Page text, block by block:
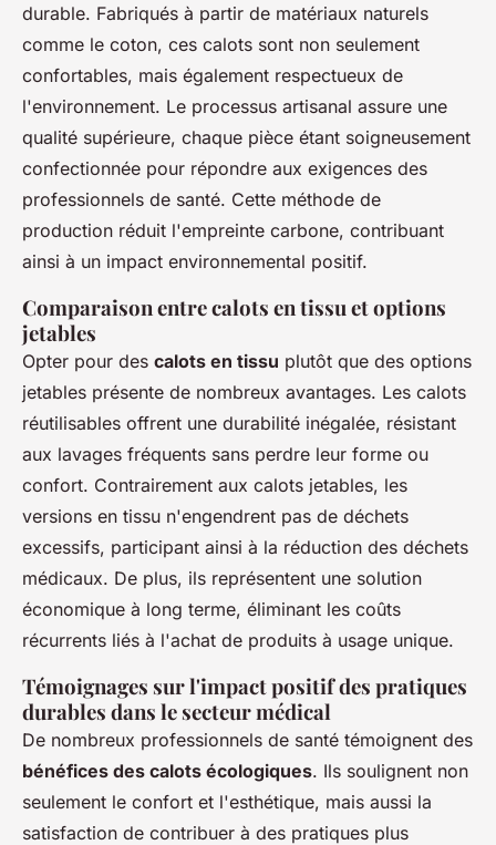
durable. Fabriqués à partir de matériaux naturels
comme le coton, ces calots sont non seulement
confortables, mais également respectueux de
l'environnement. Le processus artisanal assure une
qualité supérieure, chaque pièce étant soigneusement
confectionnée pour répondre aux exigences des
professionnels de santé. Cette méthode de
production réduit l'empreinte carbone, contribuant
ainsi à un impact environnemental positif.
Comparaison entre calots en tissu et options
jetables
Opter pour des calots en tissu plutôt que des options
jetables présente de nombreux avantages. Les calots
réutilisables offrent une durabilité inégalée, résistant
aux lavages fréquents sans perdre leur forme ou
confort. Contrairement aux calots jetables, les
versions en tissu n'engendrent pas de déchets
excessifs, participant ainsi à la réduction des déchets
médicaux. De plus, ils représentent une solution
économique à long terme, éliminant les coûts
récurrents liés à l'achat de produits à usage unique.
Témoignages sur l'impact positif des pratiques
durables dans le secteur médical
De nombreux professionnels de santé témoignent des
bénéfices des calots écologiques. Ils soulignent non
seulement le confort et l'esthétique, mais aussi la
satisfaction de contribuer à des pratiques plus